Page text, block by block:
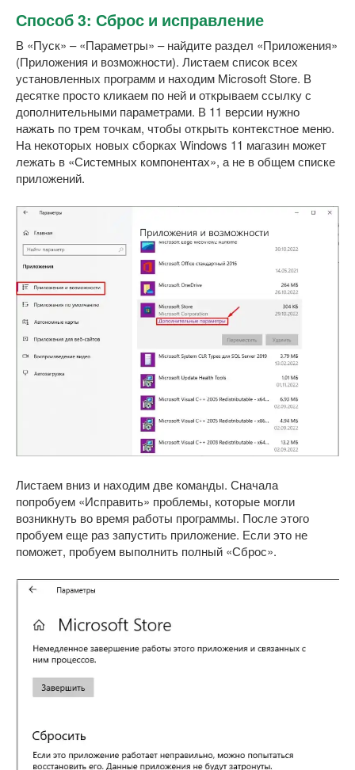
Способ 3: Сброс и исправление
В «Пуск» – «Параметры» – найдите раздел «Приложения»
(Приложения и возможности). Листаем список всех
установленных программ и находим Microsoft Store. В
десятке просто кликаем по ней и открываем ссылку с
дополнительными параметрами. В 11 версии нужно
нажать по трем точкам, чтобы открыть контекстное меню.
На некоторых новых сборках Windows 11 магазин может
лежать в «Системных компонентах», а не в общем списке
приложений.
Листаем вниз и находим две команды. Сначала
попробуем «Исправить» проблемы, которые могли
возникнуть во время работы программы. После этого
пробуем еще раз запустить приложение. Если это не
поможет, пробуем выполнить полный «Сброс».